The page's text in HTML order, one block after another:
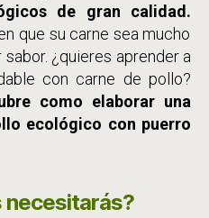
de gran calidad.
que su carne sea mucho
¿quieres aprender a
con carne de pollo?
como elaborar una
ecológico con puerro
necesitarás?